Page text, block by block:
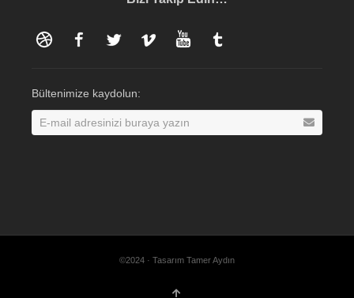
Dribbble FacebookTwitter Vimeo YouTube
Bültenimize kaydolun:
©2024 · Tasarım Tamer Aydın